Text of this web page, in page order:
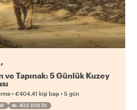
ve Tapınak: 5 Günlük Kuzey
• €404.41 kişi başı • 5 gün
AILE DOSTU